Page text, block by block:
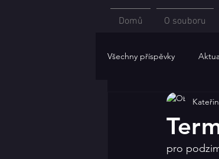
Všechny příspěvky
pro
Domů O souboru